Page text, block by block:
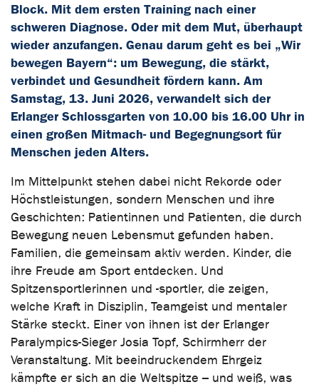
Block. Mit dem ersten Training nach einer
schweren Diagnose. Oder mit dem Mut, überhaupt
wieder anzufangen. Genau darum geht es bei „Wir
bewegen Bayern“: um Bewegung, die stärkt,
verbindet und Gesundheit fördern kann. Am
Samstag, 13. Juni 2026, verwandelt sich der
Erlanger Schlossgarten von 10.00 bis 16.00 Uhr in
einen großen Mitmach- und Begegnungsort für
Menschen jeden Alters.
Im Mittelpunkt stehen dabei nicht Rekorde oder
Höchstleistungen, sondern Menschen und ihre
Geschichten: Patientinnen und Patienten, die durch
Bewegung neuen Lebensmut gefunden haben.
Familien, die gemeinsam aktiv werden. Kinder, die
ihre Freude am Sport entdecken. Und
Spitzensportlerinnen und -sportler, die zeigen,
welche Kraft in Disziplin, Teamgeist und mentaler
Stärke steckt. Einer von ihnen ist der Erlanger
Paralympics-Sieger Josia Topf, Schirmherr der
Veranstaltung. Mit beeindruckendem Ehrgeiz
kämpfte er sich an die Weltspitze – und weiß, was